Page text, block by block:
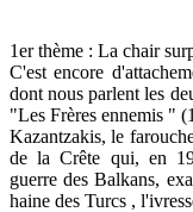
1er thème : La chair
C'est encore
dont nous parlent les
"Les Frères ennemis "
Kazantzakis, le
de la Crête qui, en
guerre des Balkans,
haine des Turcs ,